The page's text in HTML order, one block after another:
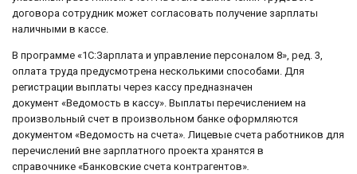
договора сотрудник может согласовать получение зарплаты
наличными в кассе.
В программе «1С:Зарплата и управление персоналом 8», ред. 3,
оплата труда предусмотрена несколькими способами. Для
регистрации выплаты через кассу предназначен
документ «Ведомость в кассу». Выплаты перечислением на
произвольный счет в произвольном банке оформляются
документом «Ведомость на счета». Лицевые счета работников для
перечислений вне зарплатного проекта хранятся в
справочнике «Банковские счета контрагентов».